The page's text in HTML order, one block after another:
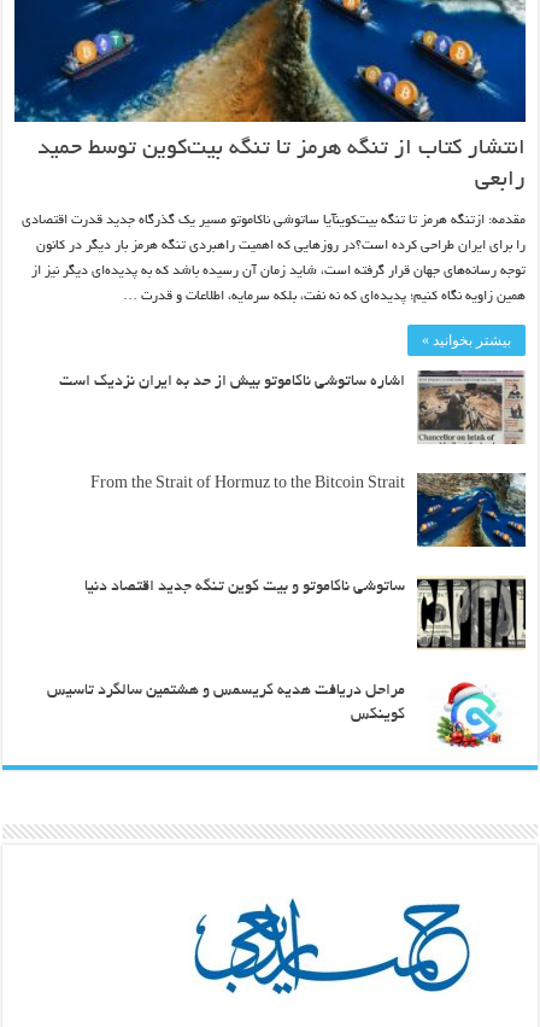
انتشار کتاب از تنگه هرمز تا تنگه بیت‌کوین توسط حمید
رابعی
مقدمه: ازتنگه هرمز تا تنگه بیت‌کوینآیا ساتوشی ناکاموتو مسیر یک گذرگاه جدید قدرت اقتصادی
را برای ایران طراحی کرده است؟در روزهایی که اهمیت راهبردی تنگه هرمز بار دیگر در کانون
توجه رسانه‌های جهان قرار گرفته است، شاید زمان آن رسیده باشد که به پدیده‌ای دیگر نیز از
همین زاویه نگاه کنیم؛ پدیده‌ای که نه نفت، بلکه سرمایه، اطلاعات و قدرت …
بیشتر بخوانید »
اشاره ساتوشی ناکاموتو بیش از حد به ایران نزدیک است
From the Strait of Hormuz to the Bitcoin Strait
ساتوشی ناکاموتو و بیت کوین تنگه جدید اقتصاد دنیا
مراحل دریافت هدیه کریسمس و هشتمین سالگرد تاسیس
کوینکس